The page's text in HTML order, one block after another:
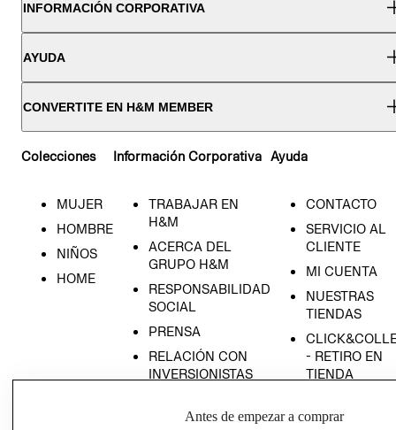
INFORMACIÓN CORPORATIVA
AYUDA
CONVERTITE EN H&M MEMBER
Colecciones
MUJER
HOMBRE
NIÑOS
HOME
Información Corporativa
TRABAJAR EN
H&M
ACERCA DEL
GRUPO H&M
RESPONSABILIDAD
SOCIAL
PRENSA
RELACIÓN CON
INVERSIONISTAS
EMPRESARIAL
Ayuda
CONTACTO
SERVICIO AL
CLIENTE
MI CUENTA
NUESTRAS
TIENDAS
- RETIRO EN
TIENDA
CONDICIONES
Antes de empezar a comprar